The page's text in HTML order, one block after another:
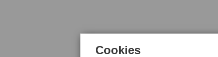
Cookies